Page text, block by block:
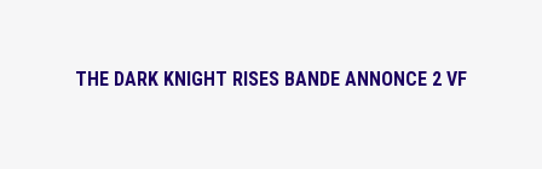
THE DARK KNIGHT RISES BANDE ANNONCE 2 VF